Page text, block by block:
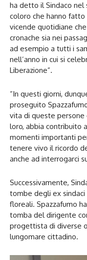
ha detto il Sindaco
coloro che hanno
vicende quotidiane
cronache sia nei
ad esempio a tutti i
nell’anno in cui si
Liberazione”.
“In questi giorni,
proseguito
vita di queste
loro, abbia contribuito
momenti importanti
tenere vivo il ricordo
anche ad interrogarci
Successivamente,
tombe degli ex
floreali. Spazzafumo
tomba del dirigente
progettista di diverse
lungomare cittadino.